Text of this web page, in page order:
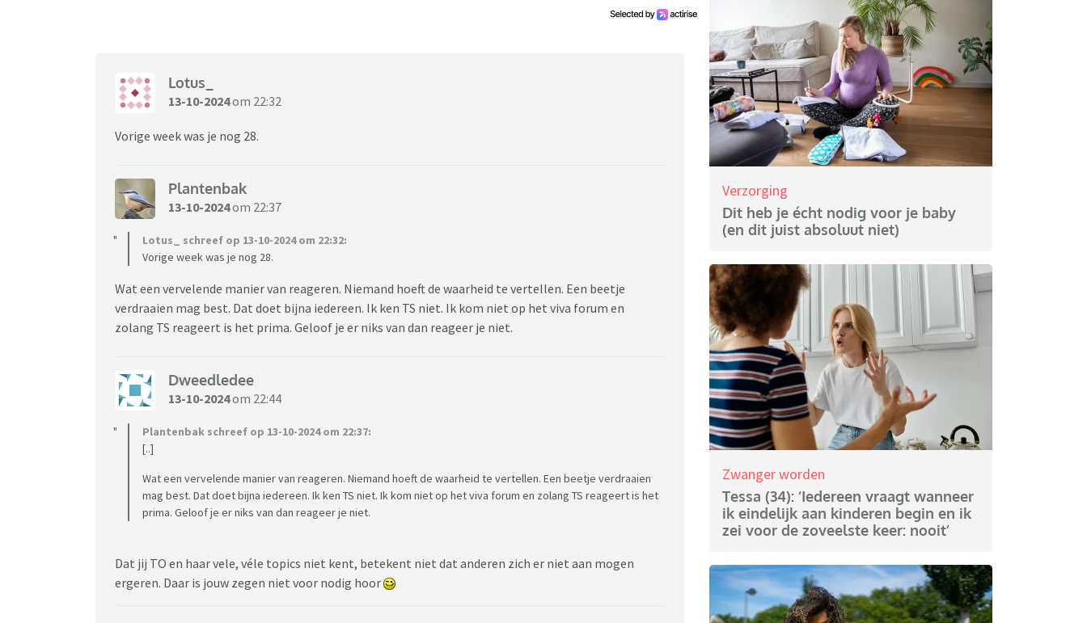
Lotus_
13-10-2024om 22:32
Vorige week was je nog 28.
Plantenbak
13-10-2024om 22:37
Lotus_ schreef op 13-10-2024 om 22:32:
Vorige week was je nog 28.
Wat een vervelende manier van reageren. Niemand hoeft de waarheid te vertellen. Een beetje
verdraaien mag best. Dat doet bijna iedereen. Ik ken TS niet. Ik kom niet op het viva forum en
zolang TS reageert is het prima. Geloof je er niks van dan reageer je niet.
Dweedledee
13-10-2024om 22:44
Plantenbak schreef op 13-10-2024 om 22:37:
[..]
Wat een vervelende manier van reageren. Niemand hoeft de waarheid te vertellen. Een beetje verdraaien
mag best. Dat doet bijna iedereen. Ik ken TS niet. Ik kom niet op het viva forum en zolang TS reageert is het
prima. Geloof je er niks van dan reageer je niet.
Dat jij TO en haar vele, véle topics niet kent, betekent niet dat anderen zich er niet aan mogen
ergeren. Daar is jouw zegen niet voor nodig hoor
Verzorging
Dit heb je écht nodig voor je baby
(en dit juist absoluut niet)
Zwanger worden
Tessa (34): ‘Iedereen vraagt wanneer
ik eindelijk aan kinderen begin en ik
zei voor de zoveelste keer: nooit’